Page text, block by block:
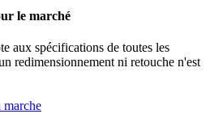
le marché
aux spécifications de toutes les
redimensionnement ni retouche n'est
marche